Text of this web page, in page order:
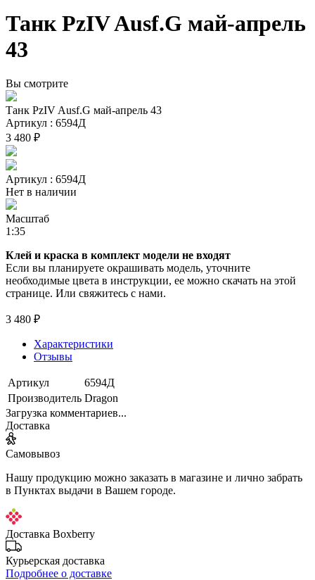
Танк PzIV Ausf.G май-апрель
43
Вы смотрите
Танк PzIV Ausf.G май-апрель 43
Артикул : 6594Д
3 480 ₽
Артикул : 6594Д
Нет в наличии
Масштаб
1:35
Клей и краска в комплект модели не входят
Если вы планируете окрашивать модель, уточните
необходимые цвета в инструкции, ее можно скачать на этой
странице. Или свяжитесь с нами.
3 480 ₽
Характеристики
Отзывы
Артикул
6594Д
Производитель Dragon
Загрузка комментариев...
Доставка
Самовывоз
Нашу продукцию можно заказать в магазине и лично забрать
в Пунктах выдачи в Вашем городе.
Доставка Boxberry
Курьерская доставка
Подробнее о доставке